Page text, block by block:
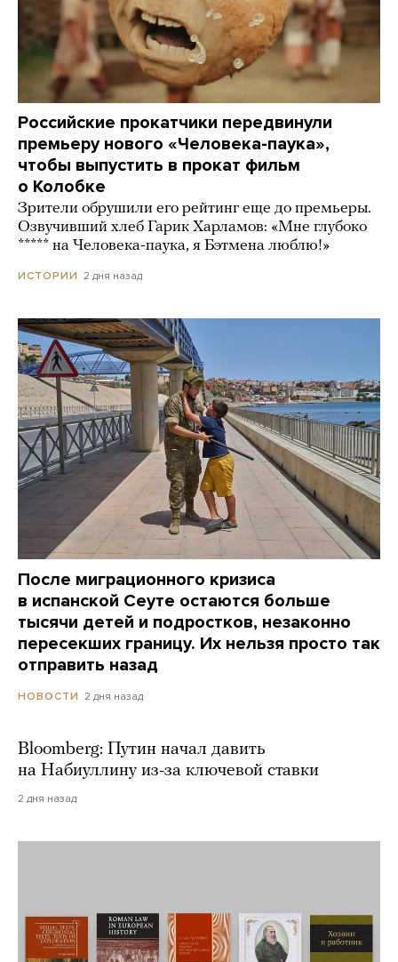
Российские прокатчики передвинули
премьеру нового «Человека-паука»,
чтобы выпустить в прокат фильм
о Колобке
Зрители обрушили его рейтинг еще до премьеры.
Озвучивший хлеб Гарик Харламов: «Мне глубоко
***** на Человека-паука, я Бэтмена люблю!»
ИСТОРИИ 2 дня назад
После миграционного кризиса
в испанской Сеуте остаются больше
тысячи детей и подростков, незаконно
пересекших границу. Их нельзя просто так
отправить назад
НОВОСТИ 2 дня назад
Bloomberg: Путин начал давить
на Набиуллину из-за ключевой ставки
2 дня назад